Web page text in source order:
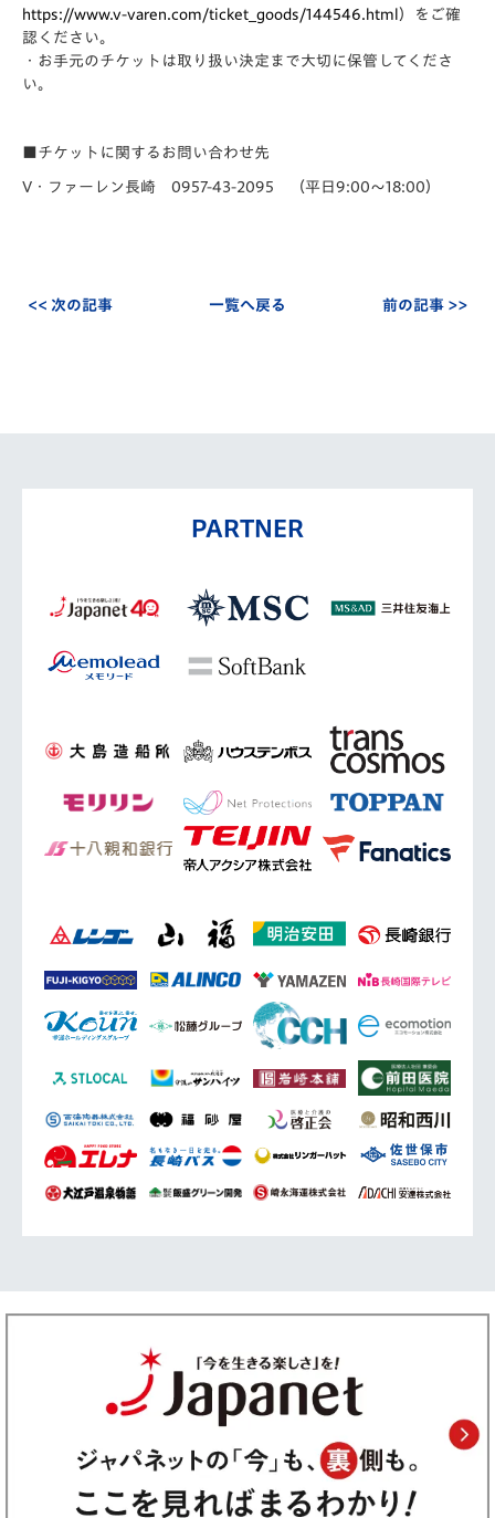
https://www.v-varen.com/ticket_goods/144546.html ）をご確
認ください。
・お手元のチケットは取り扱い決定まで大切に保管してくださ
い。
■チケットに関するお問い合わせ先
V・ファーレン長崎 0957-43-2095 （平日9:00～18:00）
<< 次の記事 一覧へ戻る 前の記事 >>
PARTNER